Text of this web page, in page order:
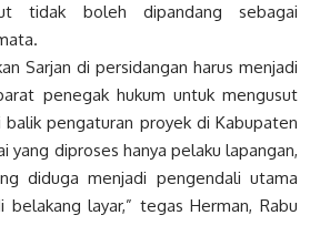
tidak boleh dipandang sebagai
Sarjan di persidangan harus menjadi
penegak hukum untuk mengusut
pengaturan proyek di Kabupaten
yang diproses hanya pelaku lapangan,
diduga menjadi pengendali utama
layar,” tegas Herman, Rabu